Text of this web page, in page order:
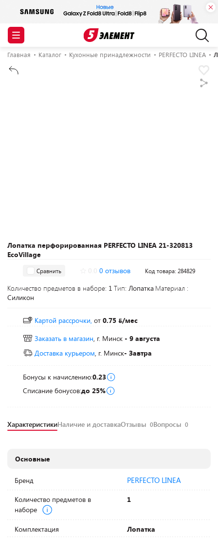
Главная Каталог Кухонные принадлежности PERFECTO LINEA
Лопатка перфорированная PERFECTO LINEA 21-320813
EcoVillage
Сравнить 0 отзывов Код товара: 284829
Количество предметов в наборе: 1 Тип: Лопатка Материал :
Силикон
Картой рассрочки, от 0.75
/мес
Заказать в магазин, г. Минск - 9 августа
Доставка курьером, г. Минск- Завтра
Бонусы к начислению:0.23
Списание бонусов:до 25%
ХарактеристикиНаличие и доставкаОтзывы 0Вопросы 0
Основные
Бренд PERFECTO LINEA
Количество предметов в
наборе
1
Комплектация
Лопатка